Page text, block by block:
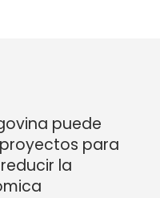
puede
para
la